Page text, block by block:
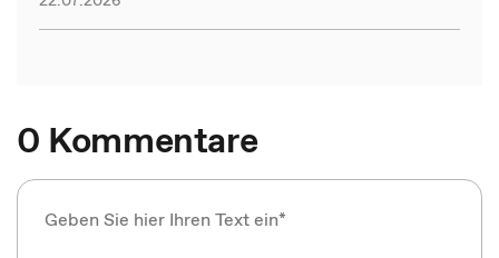
0 Kommentare